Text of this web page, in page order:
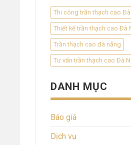
Thi công trần thạch cao
Thiết kế trần thạch cao Đà
Trần thạch cao đà nẵng
Tư vấn trần thạch cao Đà
DANH MỤC
Báo giá
Dịch vụ